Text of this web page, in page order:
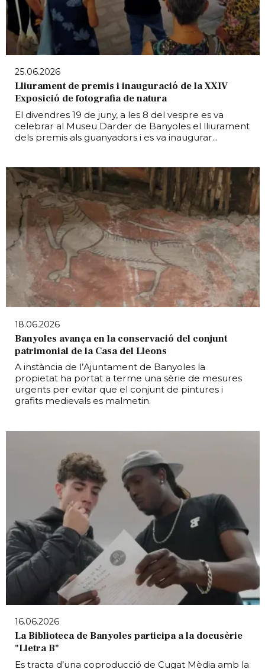
25.06.2026
Lliurament de premis i inauguració de la XXIV
Exposició de fotografia de natura
El divendres 19 de juny, a les 8 del vespre es va
celebrar al Museu Darder de Banyoles el lliurament
dels premis als guanyadors i es va inaugurar...
18.06.2026
Banyoles avança en la conservació del conjunt
patrimonial de la Casa del Lleons
A instància de l’Ajuntament de Banyoles la
propietat ha portat a terme una sèrie de mesures
urgents per evitar que el conjunt de pintures i
grafits medievals es malmetin.
16.06.2026
La Biblioteca de Banyoles participa a la docusèrie
"Lletra B"
Es tracta d’una coproducció de Cugat Mèdia amb la